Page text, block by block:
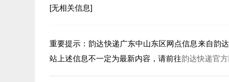
[无相关信息]
重要提示：韵达快递广东中山东区网点信息来自韵
站上述信息不一定为最新内容，请前往韵达快递官